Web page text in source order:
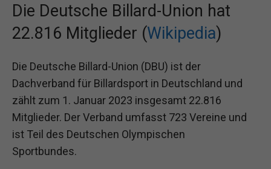
Die Deutsche Billard-Union hat
22.816 Mitglieder (Wikipedia)
Die Deutsche Billard-Union (DBU) ist der
Dachverband für Billardsport in Deutschland und
zählt zum 1. Januar 2023 insgesamt 22.816
Mitglieder. Der Verband umfasst 723 Vereine und
ist Teil des Deutschen Olympischen
Sportbundes.